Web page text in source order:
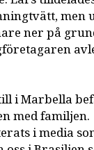
men
ner på
i Marbella
med familjen.
i media